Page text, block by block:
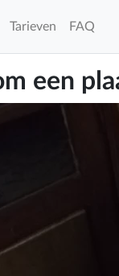
Tarieven FAQ
een